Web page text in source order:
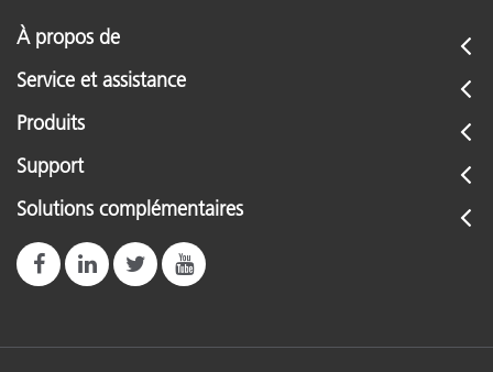
À propos de
Service et assistance
Produits
Support
Solutions complémentaires